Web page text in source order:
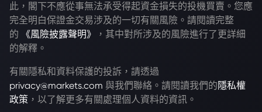
此，閣下不應從事無法承受得起資金損失的投機買賣。您應
完全明白保證金交易涉及的一切有關風險。請閱讀完整
的
《風險披露聲明》
，其中對所涉及的風險進行了更詳細
的解釋。
有關隱私和資料保護的投訴，請透過
privacy@markets.com 與我們聯絡。請閱讀我們的 隱私權
政策 ，以了解更多有關處理個人資料的資訊。